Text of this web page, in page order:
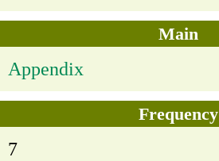
Main
Appendix
Frequency
7